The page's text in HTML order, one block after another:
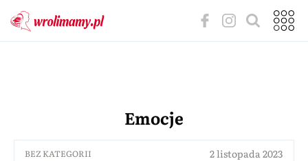
Emocje
BEZ KATEGORII 2 listopada 2023